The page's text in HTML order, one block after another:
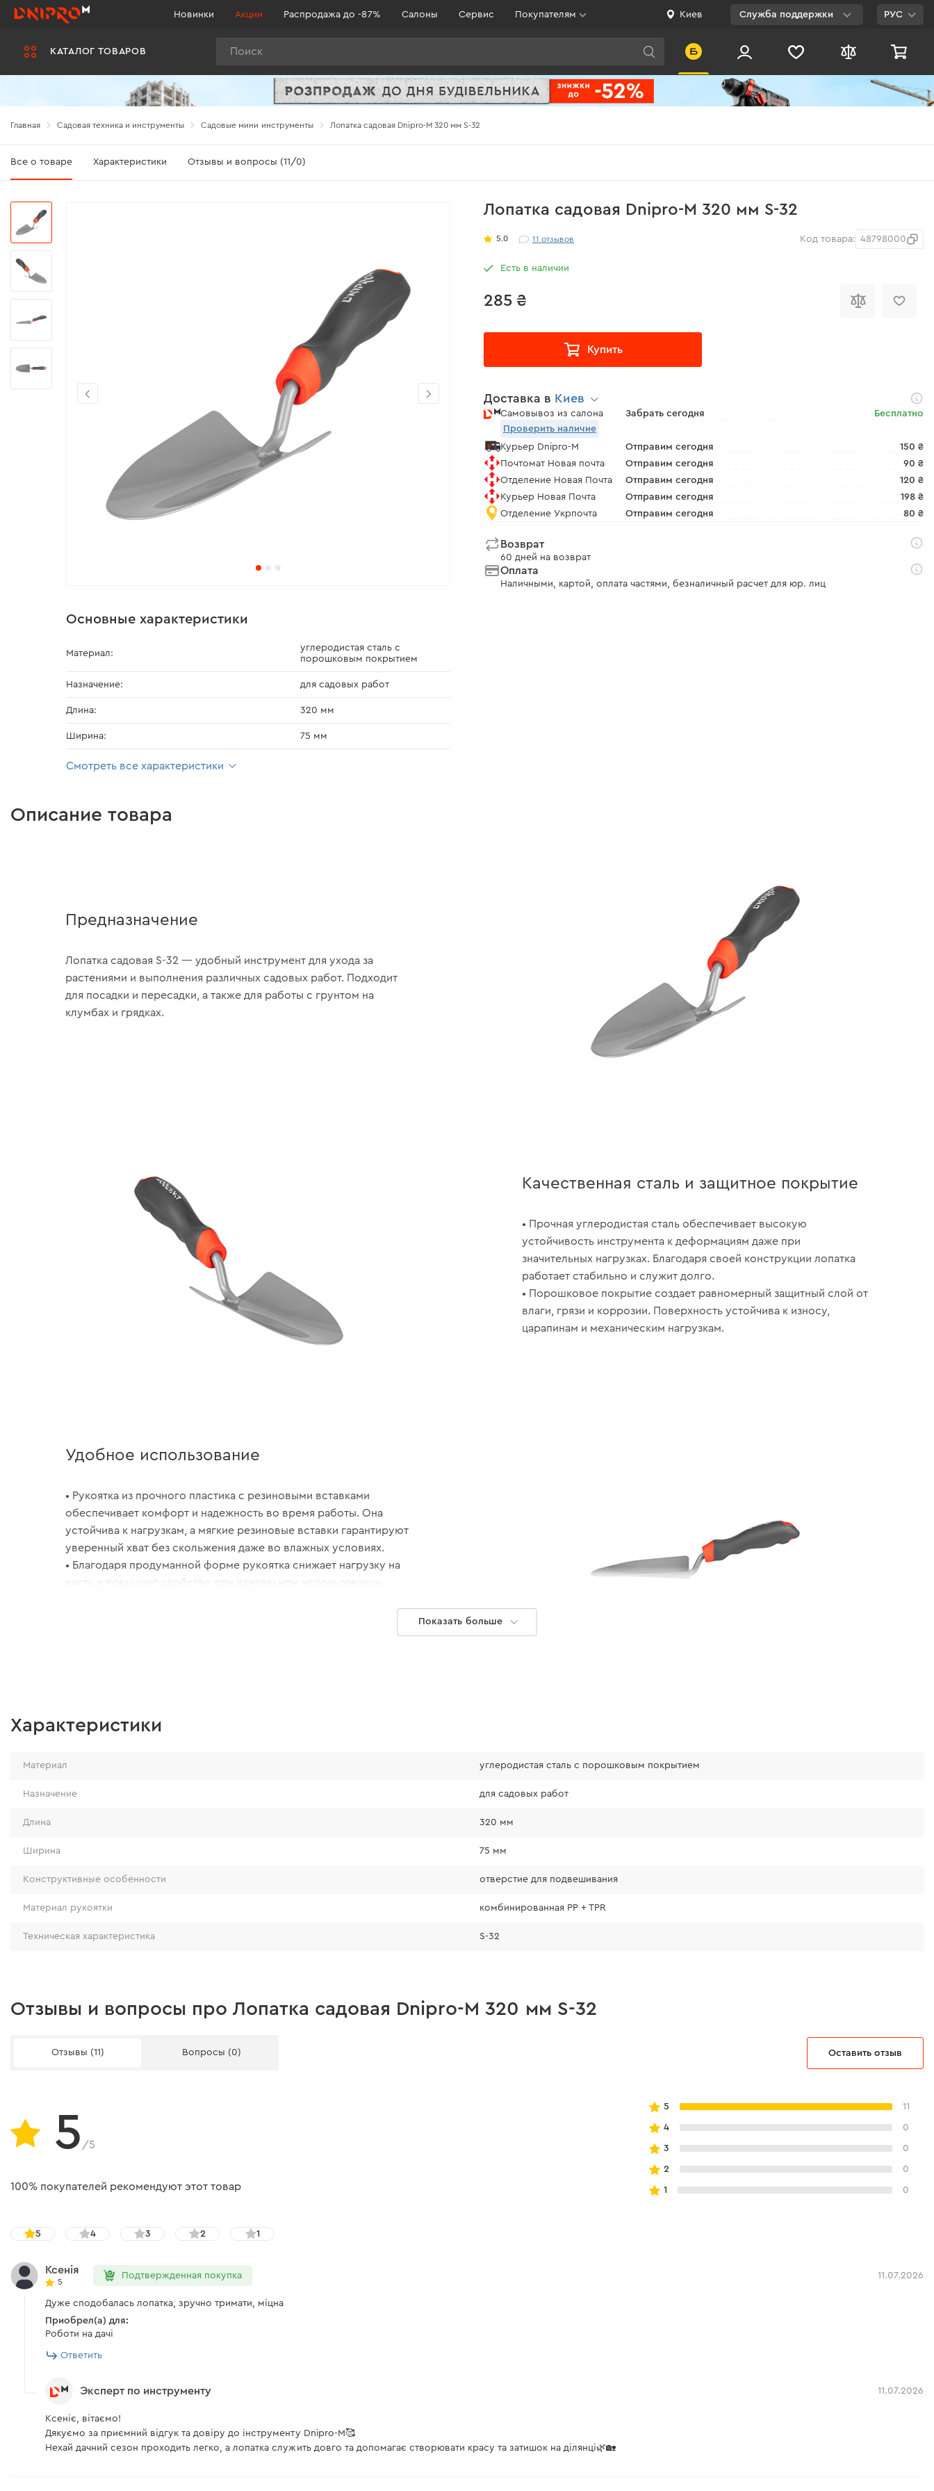
КАТАЛОГ ТОВАРОВ
Новинки Акции Распродажа до -87% Салоны Сервис Покупателям Киев Служба поддержки
0 800 200 500
РУС
Главная Садовая техника и инструменты Cадовые мини инструменты Лопатка садовая Dnipro-M 320 мм S-32
Все о товаре Характеристики Отзывы и вопросы (11/0)
Лопатка садовая Dnipro-M 320 мм S-32
5.0 11отзывов Код товара: 48798000
Есть в наличии
285 ₴
Купить
Доставка в Киев
Самовывоз из салона Забрать сегодня
Бесплатно
Проверить наличие
Курьер Dnipro-M
Отправим сегодня
150 ₴
Почтомат Новая почта
Отправим сегодня
90 ₴
Отделение Новая Почта
Отправим сегодня
120 ₴
Курьер Новая Почта
Отправим сегодня
198 ₴
Отделение Укрпочта
Отправим сегодня 80 ₴
Возврат
60 дней на возврат
Оплата
Наличными, картой, оплата частями, безналичный расчет для юр. лиц
Основные характеристики
Материал:
углеродистая сталь с
порошковым покрытием
Назначение: для садовых работ
Длина: 320 мм
Ширина: 75 мм
Смотреть все характеристики
Описание товара
Предназначение
Лопатка садовая S-32 — удобный инструмент для ухода за
растениями и выполнения различных садовых работ. Подходит
для посадки и пересадки, а также для работы с грунтом на
клумбах и грядках.
Качественная сталь и защитное покрытие
• Прочная углеродистая сталь обеспечивает высокую
устойчивость инструмента к деформациям даже при
значительных нагрузках. Благодаря своей конструкции лопатка
работает стабильно и служит долго.
• Порошковое покрытие создает равномерный защитный слой от
влаги, грязи и коррозии. Поверхность устойчива к износу,
царапинам и механическим нагрузкам.
Удобное использование
• Рукоятка из прочного пластика с резиновыми вставками
обеспечивает комфорт и надежность во время работы. Она
устойчива к нагрузкам, а мягкие резиновые вставки гарантируют
уверенный хват без скольжения даже во влажных условиях.
• Благодаря продуманной форме рукоятка снижает нагрузку на
кисть и повышает удобство при длительном использовании.
Небольшие габариты
Показать больше
Характеристики
Материал углеродистая сталь с порошковым покрытием
Назначение для садовых работ
Длина 320 мм
Ширина 75 мм
Конструктивные особенности отверстие для подвешивания
Материал рукоятки комбинированная PP + TPR
Техническая характеристика S-32
Отзывы и вопросы про Лопатка садовая Dnipro-M 320 мм S-32
Отзывы (11) Вопросы (0) Оставить отзыв
5 /5
100% покупателей рекомендуют этот товар
5 11
4 0
3 0
2 0
1 0
5 4 3 2 1
Ксенія
5
Подтвержденная покупка 11.07.2026
Дуже сподобалась лопатка, зручно тримати, міцна
Приобрел(а) для:
Роботи на дачі
Ответить
Эксперт по инструменту 11.07.2026
Ксеніє, вітаємо!
Дякуємо за приємний відгук та довіру до інструменту Dnipro-M🥰
Нехай дачний сезон проходить легко, а лопатка служить довго та допомагає створювати красу та затишок на ділянці🌿🏡